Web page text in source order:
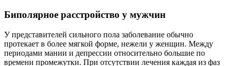
Биполярное расстройство у мужчин
У представителей сильного пола заболевание обычно
протекает в более мягкой форме, нежели у женщин. Между
периодами мании и депрессии относительно большие по
времени промежутки. При отсутствии лечения каждая из фаз